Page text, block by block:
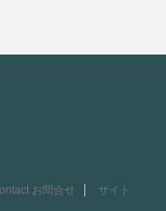
お問合せ
サイト